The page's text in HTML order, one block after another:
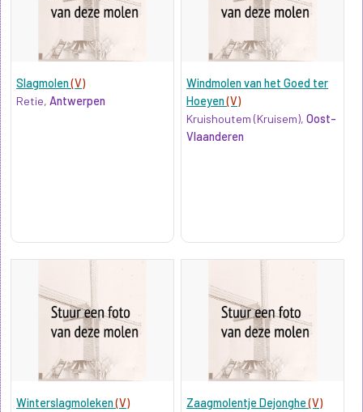
Slagmolen(V)
Retie, Antwerpen
Windmolen van het Goed ter
Hoeyen(V)
Kruishoutem (Kruisem),Oost-
Vlaanderen
Winterslagmoleken(V)
Zaagmolentje Dejonghe(V)